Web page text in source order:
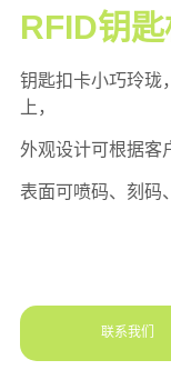
RFID钥
联系我们